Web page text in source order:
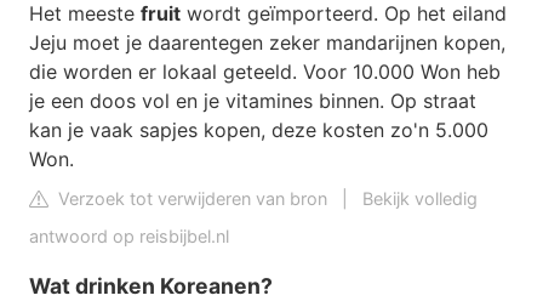
Het meeste fruit wordt geïmporteerd. Op het eiland
Jeju moet je daarentegen zeker mandarijnen kopen,
die worden er lokaal geteeld. Voor 10.000 Won heb
je een doos vol en je vitamines binnen. Op straat
kan je vaak sapjes kopen, deze kosten zo'n 5.000
Won.
Verzoek tot verwijderen van bron
Bekijk volledig
antwoord op reisbijbel.nl
Wat drinken Koreanen?